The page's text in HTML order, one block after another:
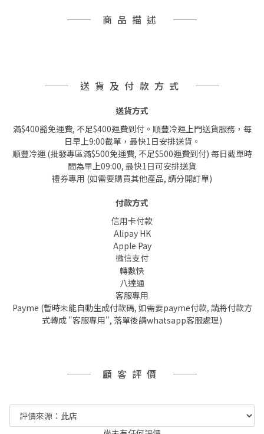
商品描述
送貨及付款方式
送貨方式
滿$400豁免運費, 不足$400運費到付。順豐冷運上門送貨服務，每
日早上9:00截單，最快1日安排送貨。
順豐冷運 (批發專區滿$500免運費, 不足$500運費到付) 每日截單時
間為早上09:00, 最快1日可安排送貨
禮券專用 (如需要購買其他產品, 請分開訂單)
付款方式
信用卡付款
Alipay HK
Apple Pay
微信支付
轉數快
八達通
客服專用
Payme (暫時未能自動生成付款碼, 如需要payme付款, 請將付款方
式轉成 "客服專用", 落單後請whatsapp客服處理)
顧客評價